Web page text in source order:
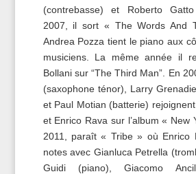
(contrebasse) et Roberto
2007, il sort « The Words And
Andrea Pozza tient le piano aux
musiciens. La même année il
Bollani sur “The Third Man”. En
(saxophone ténor), Larry
et Paul Motian (batterie)
et Enrico Rava sur l’album « New
2011, paraît « Tribe » où Enrico
notes avec Gianluca Petrella
Guidi (piano), Giacomo